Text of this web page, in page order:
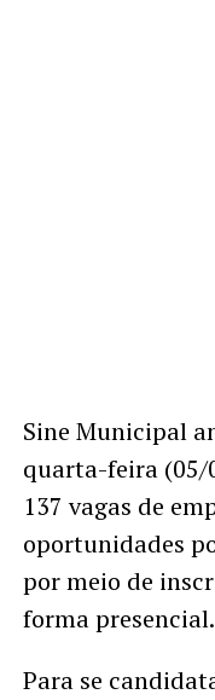
Sine Municipal
quarta-feira (05/
137 vagas de
oportunidades
por meio de
forma presencial.
Para se